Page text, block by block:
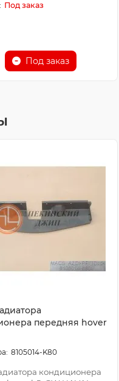
Под заказ
Под заказ
передняя hover
8105014-K80
кондиционера